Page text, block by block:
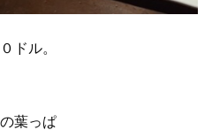
ドル。
葉っぱ